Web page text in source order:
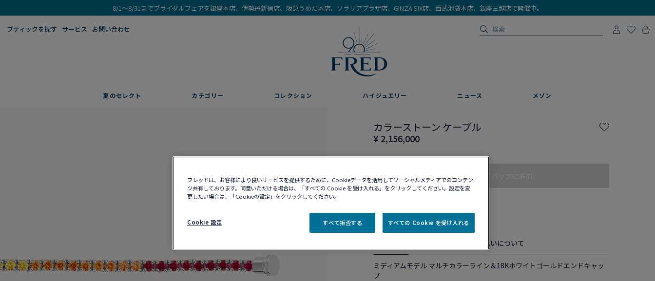
8/1～8/31までブライダルフェアを銀座本店、伊勢丹新宿店、阪急うめだ本店、ソラリアプラザ店、GINZA SIX店、西武池袋本店、銀座三越店で開催中。
ブティックを探す​ サービス お問い合わせ
夏のセレクト カテゴリー コレクション ハイジュエリー ニュース メゾン
カラーストーン ケーブル
¥ 2,156,000
ショッピングバッグに追加
配送・お支払いについて
ミディアムモデル マルチカラーライン＆18Kホワイトゴールドエンドキャッ
プ
フレッドは、お客様により良いサービスを提供するために、Cookieデータを活用してソーシャルメディアでのコンテン
ツ共有しております。同意いただける場合は、「すべての Cookie を受け入れる」をクリックしてください。設定を変
更したい場合は、「Cookieの設定」をクリックしてください。
Cookie 設定 すべて拒否する すべての Cookie を受け入れる